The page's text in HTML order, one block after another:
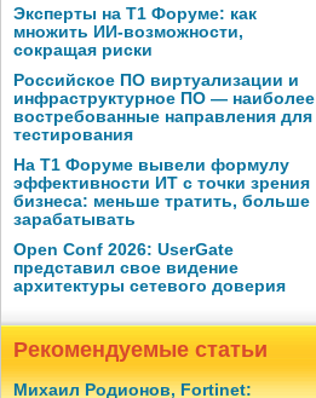
Эксперты на Т1 Форуме: как
множить ИИ-возможности,
сокращая риски
Российское ПО виртуализации и
инфраструктурное ПО — наиболее
востребованные направления для
тестирования
На Т1 Форуме вывели формулу
эффективности ИТ с точки зрения
бизнеса: меньше тратить, больше
зарабатывать
Open Conf 2026: UserGate
представил свое видение
архитектуры сетевого доверия
Рекомендуемые статьи
Михаил Родионов, Fortinet: